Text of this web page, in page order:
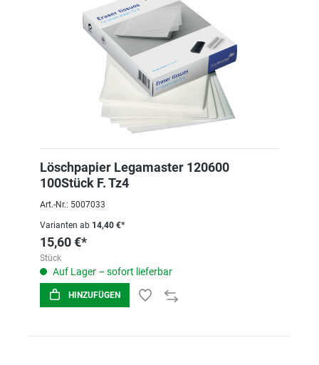
Löschpapier Legamaster 120600
100Stück F. Tz4
Art.-Nr.: 5007033
Varianten ab 14,40 €*
15,60 €*
Stück
Auf Lager – sofort lieferbar
HINZUFÜGEN